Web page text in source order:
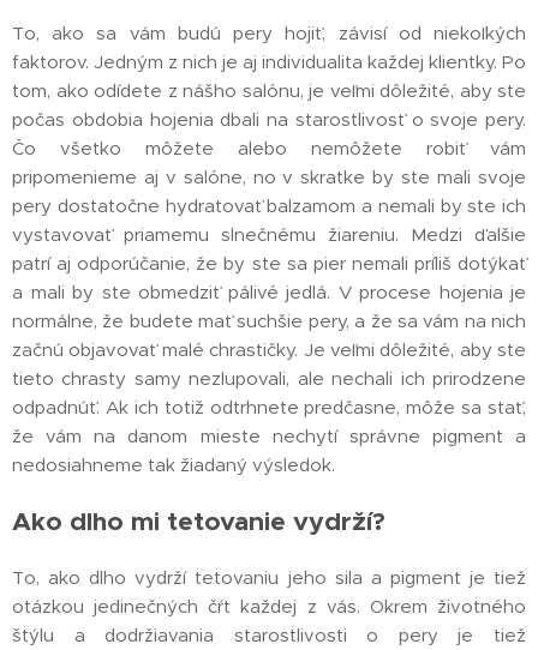
To, ako sa vám budú pery hojiť, závisí od niekoľkých
faktorov. Jedným z nich je aj individualita každej klientky. Po
tom, ako odídete z nášho salónu, je veľmi dôležité, aby ste
počas obdobia hojenia dbali na starostlivosť o svoje pery.
Čo všetko môžete alebo nemôžete robiť vám
pripomenieme aj v salóne, no v skratke by ste mali svoje
pery dostatočne hydratovať balzamom a nemali by ste ich
vystavovať priamemu slnečnému žiareniu. Medzi ďalšie
patrí aj odporúčanie, že by ste sa pier nemali príliš dotýkať
a mali by ste obmedziť pálivé jedlá. V procese hojenia je
normálne, že budete mať suchšie pery, a že sa vám na nich
začnú objavovať malé chrastičky. Je veľmi dôležité, aby ste
tieto chrasty samy nezlupovali, ale nechali ich prirodzene
odpadnúť. Ak ich totiž odtrhnete predčasne, môže sa stať,
že vám na danom mieste nechytí správne pigment a
nedosiahneme tak žiadaný výsledok.
Ako dlho mi tetovanie vydrží?
To, ako dlho vydrží tetovaniu jeho sila a pigment je tiež
otázkou jedinečných čŕt každej z vás. Okrem životného
štýlu a dodržiavania starostlivosti o pery je tiež